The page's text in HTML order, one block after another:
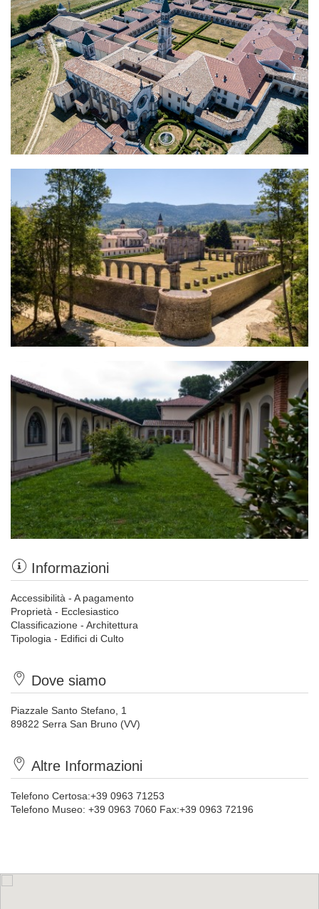
Informazioni
Accessibilità - A pagamento
Proprietà - Ecclesiastico
Classificazione - Architettura
Tipologia - Edifici di Culto
Dove siamo
Piazzale Santo Stefano, 1
89822 Serra San Bruno (VV)
Altre Informazioni
Telefono Certosa:+39 0963 71253
Telefono Museo: +39 0963 7060 Fax:+39 0963 72196